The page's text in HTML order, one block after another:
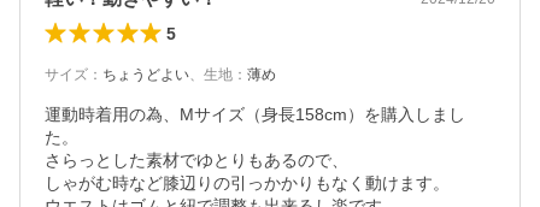
5
サイズ ： ちょうどよい、 生地 ： 薄め
運動時着用の為、Mサイズ（身長158cm）を購入しまし
た。
さらっとした素材でゆとりもあるので、
しゃがむ時など膝辺りの引っかかりもなく動けます。